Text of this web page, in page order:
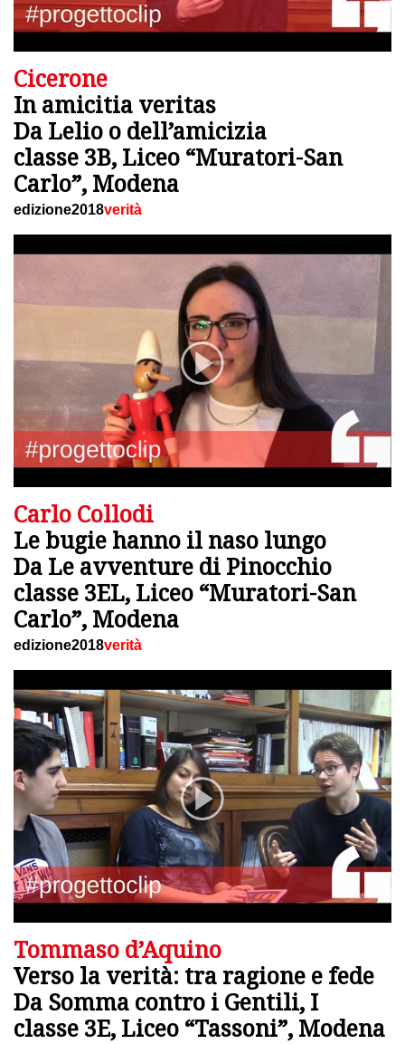
Cicerone
In amicitia veritas
Da Lelio o dell’amicizia
classe 3B, Liceo “Muratori-San
Carlo”, Modena
edizione2018verità
Carlo Collodi
Le bugie hanno il naso lungo
Da Le avventure di Pinocchio
classe 3EL, Liceo “Muratori-San
Carlo”, Modena
edizione2018verità
Tommaso d’Aquino
Verso la verità: tra ragione e fede
Da Somma contro i Gentili, I
classe 3E, Liceo “Tassoni”, Modena